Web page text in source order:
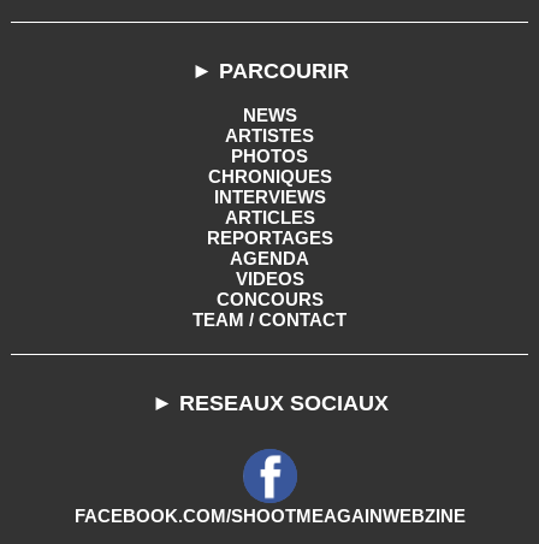
► PARCOURIR
NEWS
ARTISTES
PHOTOS
CHRONIQUES
INTERVIEWS
ARTICLES
REPORTAGES
AGENDA
VIDEOS
CONCOURS
TEAM / CONTACT
► RESEAUX SOCIAUX
FACEBOOK.COM/SHOOTMEAGAINWEBZINE